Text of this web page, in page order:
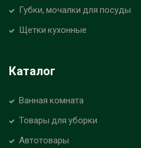
Губки, мочалки для посуды
Щетки кухонные
Каталог
Ванная комната
Товары для уборки
Автотовары